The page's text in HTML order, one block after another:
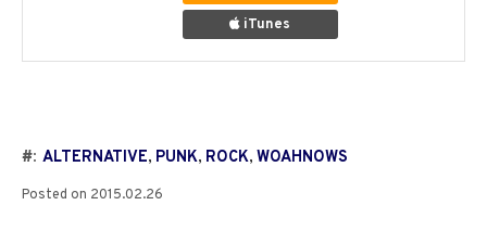
iTunes
#: ALTERNATIVE, PUNK, ROCK, WOAHNOWS
Posted on 2015.02.26